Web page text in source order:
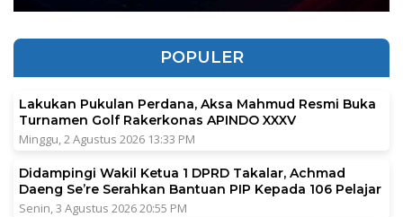
POPULER
Lakukan Pukulan Perdana, Aksa Mahmud Resmi Buka
Turnamen Golf Rakerkonas APINDO XXXV
Minggu, 2 Agustus 2026 13:33 PM
Didampingi Wakil Ketua 1 DPRD Takalar, Achmad
Daeng Se’re Serahkan Bantuan PIP Kepada 106 Pelajar
Senin, 3 Agustus 2026 20:55 PM